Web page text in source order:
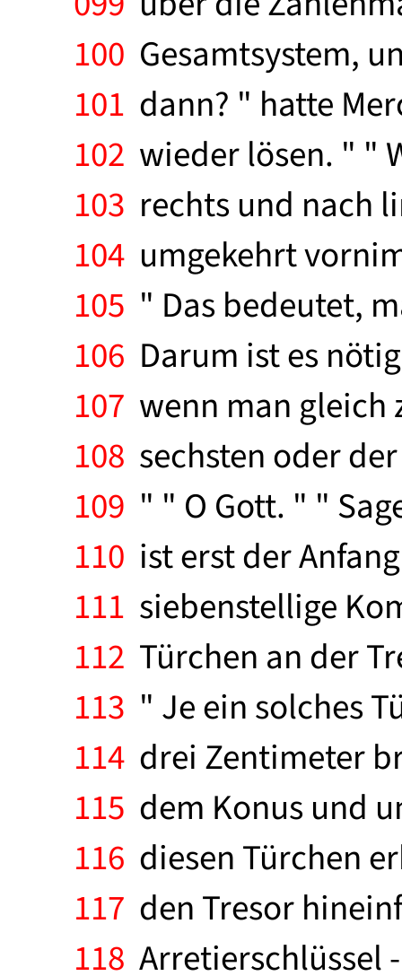
100 Gesamtsystem,
101 dann? " hatte
102 wieder lösen. " "
103 rechts und nach
104 umgekehrt
105 " Das bedeutet,
106 Darum ist es
107 wenn man gleich
108 sechsten oder
109 " " O Gott. " "
110 ist erst der
111 siebenstellige
112 Türchen an der
113 " Je ein solches
114 drei Zentimeter
115 dem Konus und
116 diesen Türchen
117 den Tresor
118 Arretierschlüssel